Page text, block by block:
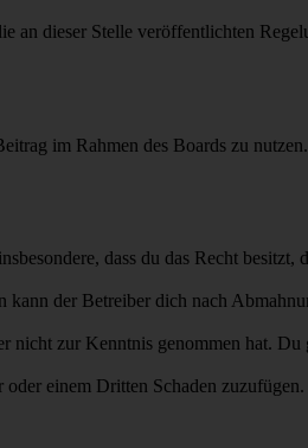
an dieser Stelle veröffentlichten
im Rahmen des Boards zu nutzen.
dass du das Recht besitzt,
kann der Betreiber dich nach
zur Kenntnis genommen hat. Du
oder einem Dritten Schaden zuzufügen.